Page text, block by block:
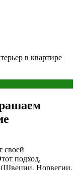
в квартире
своей
подход,
(Швеции, Норвегии,